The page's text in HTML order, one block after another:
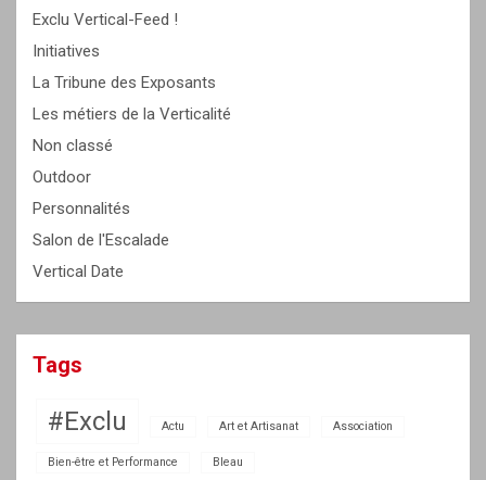
Exclu Vertical-Feed !
Initiatives
La Tribune des Exposants
Les métiers de la Verticalité
Non classé
Outdoor
Personnalités
Salon de l'Escalade
Vertical Date
Tags
#Exclu Actu Art et Artisanat Association
Bien-être et Performance Bleau